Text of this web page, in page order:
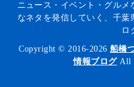
ニュース・イベント・グル
なネタを発信していく、千
ロ
Copyright © 2016-2026 船橋
情報ブログAll